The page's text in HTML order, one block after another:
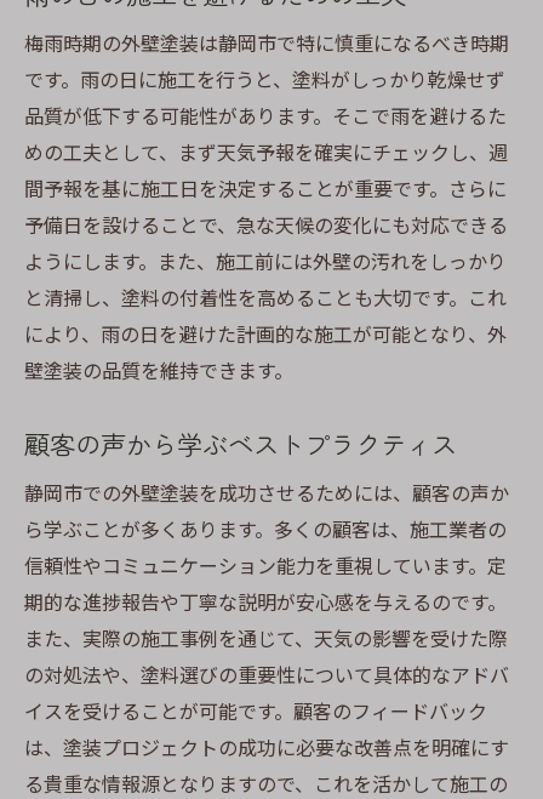
梅雨時期の外壁塗装は静岡市で特に慎重になるべき時期
です。雨の日に施工を行うと、塗料がしっかり乾燥せず
品質が低下する可能性があります。そこで雨を避けるた
めの工夫として、まず天気予報を確実にチェックし、週
間予報を基に施工日を決定することが重要です。さらに
予備日を設けることで、急な天候の変化にも対応できる
ようにします。また、施工前には外壁の汚れをしっかり
と清掃し、塗料の付着性を高めることも大切です。これ
により、雨の日を避けた計画的な施工が可能となり、外
壁塗装の品質を維持できます。
顧客の声から学ぶベストプラクティス
静岡市での外壁塗装を成功させるためには、顧客の声か
ら学ぶことが多くあります。多くの顧客は、施工業者の
信頼性やコミュニケーション能力を重視しています。定
期的な進捗報告や丁寧な説明が安心感を与えるのです。
また、実際の施工事例を通じて、天気の影響を受けた際
の対処法や、塗料選びの重要性について具体的なアドバ
イスを受けることが可能です。顧客のフィードバック
は、塗装プロジェクトの成功に必要な改善点を明確にす
る貴重な情報源となりますので、これを活かして施工の